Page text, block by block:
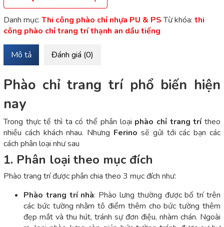
Danh mục: Thi công phào chỉ nhựa PU & PS Từ khóa: thi
công phào chỉ trang trí thạnh an dầu tiếng
Mô tả Đánh giá (0)
Phào chỉ trang trí phổ biến hiện
nay
Trong thực tế thì ta có thể phân loại phào chỉ trang trítheo
nhiều cách khách nhau. Nhưng Ferino sẽ gửi tới các bạn các
cách phân loại như sau
1. Phân loại theo mục đích
Phào trang trí được phân chia theo 3 mục đích như:
Phào trang trí nhà: Phào lưng thường được bố trí trên
các bức tường nhằm tô điểm thêm cho bức tường thêm
đẹp mắt và thu hút, tránh sự đơn điệu, nhàm chán. Ngoài